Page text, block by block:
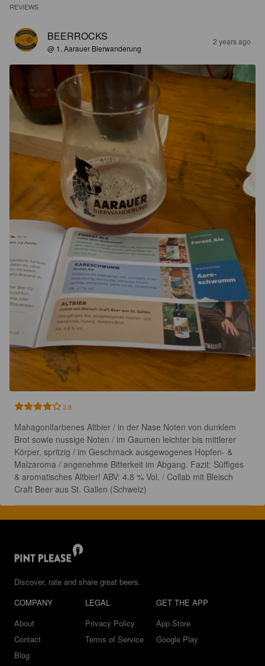
REVIEWS
BEERROCKS
@ 1. Aarauer Bierwanderung
2 years ago
3.8
Mahagonifarbenes Altbier / in der Nase Noten von dunklem
Brot sowie nussige Noten / im Gaumen leichter bis mittlerer
Körper, spritzig / im Geschmack ausgewogenes Hopfen- &
Malzaroma / angenehme Bitterkeit im Abgang. Fazit: Süffiges
& aromatisches Altbier! ABV: 4.8 % Vol. / Collab mit Bleisch
Craft Beer aus St. Gallen (Schweiz)
Discover, rate and share great beers.
COMPANY
About
Contact
Blog
LEGAL
Privacy Policy
Terms of Service
GET THE APP
App Store
Google Play